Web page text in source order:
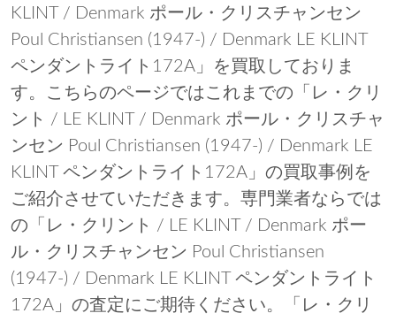
KLINT / Denmark ポール・クリスチャンセン
Poul Christiansen (1947-) / Denmark LE KLINT
ペンダントライト172A」を買取しておりま
す。こちらのページではこれまでの「レ・クリ
ント / LE KLINT / Denmark ポール・クリスチャ
ンセン Poul Christiansen (1947-) / Denmark LE
KLINT ペンダントライト172A」の買取事例を
ご紹介させていただきます。専門業者ならでは
の「レ・クリント / LE KLINT / Denmark ポー
ル・クリスチャンセン Poul Christiansen
(1947-) / Denmark LE KLINT ペンダントライト
172A」の査定にご期待ください。「レ・クリ